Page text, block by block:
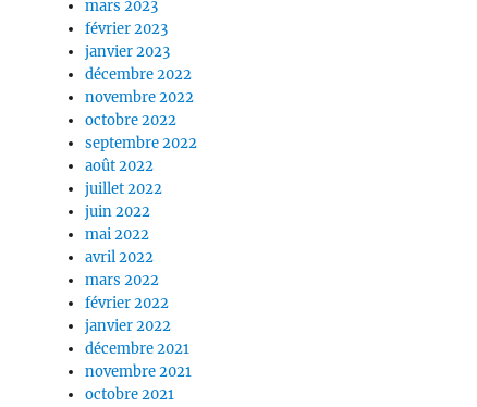
mars 2023
février 2023
janvier 2023
décembre 2022
novembre 2022
octobre 2022
septembre 2022
août 2022
juillet 2022
juin 2022
mai 2022
avril 2022
mars 2022
février 2022
janvier 2022
décembre 2021
novembre 2021
octobre 2021